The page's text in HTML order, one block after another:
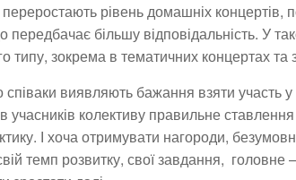
переростають рівень домашніх
передбачає більшу відповідальність. У
типу, зокрема в тематичних концертах
співаки виявляють бажання взяти участь
колективу правильне
І хоча отримувати нагороди,
темп розвитку, свої завдання,